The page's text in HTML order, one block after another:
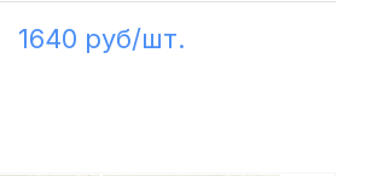
1640 руб/шт.